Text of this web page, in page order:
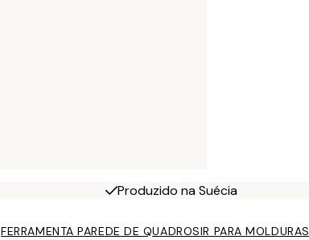
Produzido na Suécia
FERRAMENTA PAREDE DE QUADROSIR PARA MOLDURAS